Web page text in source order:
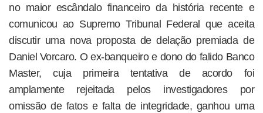
no maior escândalo financeiro da história recente e
comunicou ao Supremo Tribunal Federal que aceita
discutir uma nova proposta de delação premiada de
Daniel Vorcaro. O ex-banqueiro e dono do falido Banco
Master, cuja primeira tentativa de acordo foi
amplamente rejeitada pelos investigadores por
omissão de fatos e falta de integridade, ganhou uma